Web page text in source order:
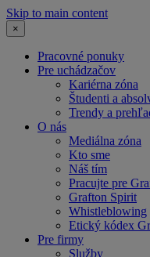
Skip to main content
×
Pracovné ponuky
Pre uchádzačov
Kariérna zóna
Študenti a
Trendy a
O nás
Mediálna zóna
Kto sme
Náš tím
Pracujte pre
Grafton Spirit
Whistleblowing
Etický kódex
Pre firmy
Služby